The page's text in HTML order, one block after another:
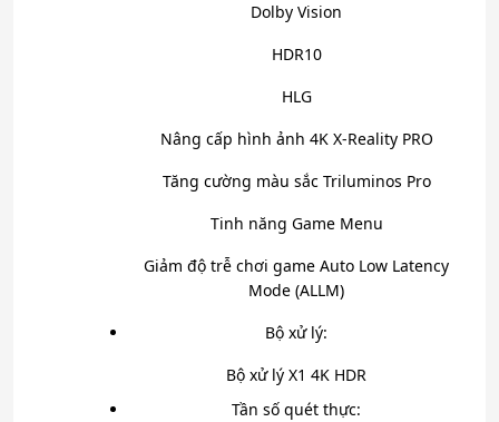
Dolby Vision
HDR10
HLG
Nâng cấp hình ảnh 4K X-Reality PRO
Tăng cường màu sắc Triluminos Pro
Tinh năng Game Menu
Giảm độ trễ chơi game Auto Low Latency
Mode (ALLM)
Bộ xử lý:
Bộ xử lý X1 4K HDR
Tần số quét thực: